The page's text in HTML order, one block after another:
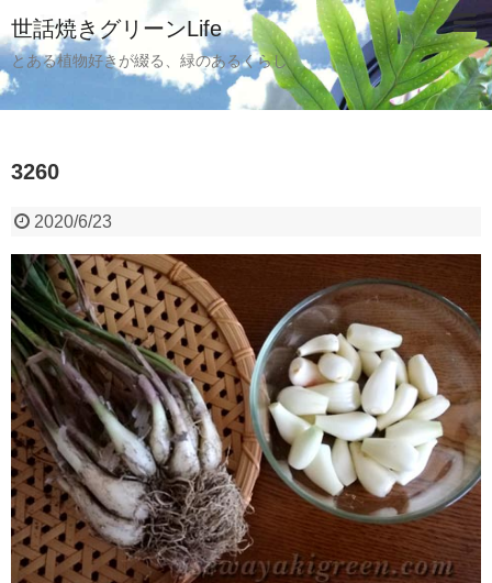
世話焼きグリーンLife
とある植物好きが綴る、緑のあるくらし
3260
2020/6/23